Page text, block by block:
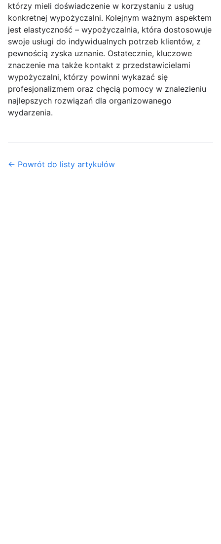
którzy mieli doświadczenie w korzystaniu z usług
konkretnej wypożyczalni. Kolejnym ważnym aspektem
jest elastyczność – wypożyczalnia, która dostosowuje
swoje usługi do indywidualnych potrzeb klientów, z
pewnością zyska uznanie. Ostatecznie, kluczowe
znaczenie ma także kontakt z przedstawicielami
wypożyczalni, którzy powinni wykazać się
profesjonalizmem oraz chęcią pomocy w znalezieniu
najlepszych rozwiązań dla organizowanego
wydarzenia.
← Powrót do listy artykułów